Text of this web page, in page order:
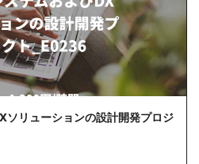
ソリューションの設計開発プロジ